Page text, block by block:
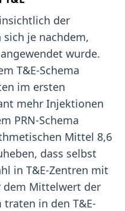
der
je nachdem,
wurde.
T&E-Schema
im ersten
mehr Injektionen
PRN-Schema
Mittel 8,6
dass selbst
in T&E-Zentren mit
dem Mittelwert der
traten in den T&E-